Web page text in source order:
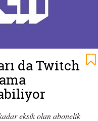
da Twitch
eksik olan abonelik